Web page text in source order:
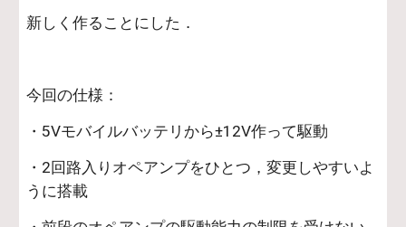
新しく作ることにした．
今回の仕様：
・5Vモバイルバッテリから±12V作って駆動
・2回路入りオペアンプをひとつ，変更しやすいよ
うに搭載